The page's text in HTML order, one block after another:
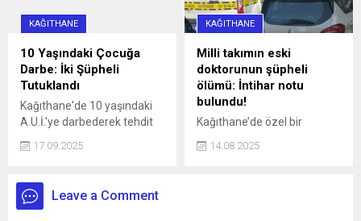
KAĞITHANE
10 Yaşındaki Çocuğa
Darbe: İki Şüpheli
Tutuklandı
Kağıthane'de 10 yaşındaki
A.U.İ.'ye darbederek tehdit
bir aracın çarpmasına neden
yaşındaki E.S. gözaltına
alındı. Şüpheliler, adliyeye
17.09.2025
KAĞITHANE
Milli takımın eski
doktorunun şüpheli
ölümü: İntihar notu
bulundu!
Kağıthane’de özel bir
olarak görev yapan doktor
14.08.2025
Leave a Comment